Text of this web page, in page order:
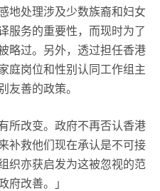
地处理涉及少数族裔和妇女
服务的重要性，而现时为了
略过。另外，透过担任香港
庭岗位和性别认同工作组主
友善的政策。
所改变。政府不再否认香港
补救他们现在承认是不可接
织亦获启发为这被忽视的范
府改善。」